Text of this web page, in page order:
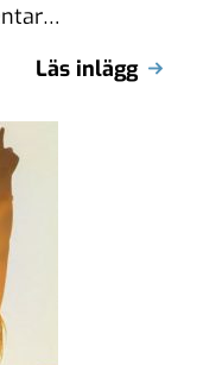
Läs inlägg